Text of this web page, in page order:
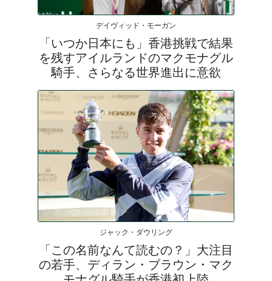
デイヴィッド・モーガン
「いつか日本にも」香港挑戦で結果
を残すアイルランドのマクモナグル
騎手、さらなる世界進出に意欲
ジャック・ダウリング
「この名前なんて読むの？」大注目
の若手、ディラン・ブラウン・マク